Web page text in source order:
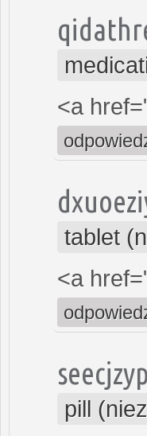
<a
tablet
<a
seecjzyp
pill